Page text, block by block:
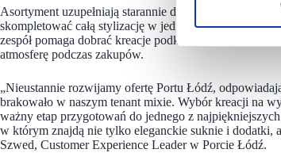
Asortyment uzupełniają starannie dobrane dodatki –
skompletować całą stylizację w jednym miejscu.
zespół pomaga dobrać kreacje podkreślające atuty
atmosferę podczas zakupów.
„Nieustannie rozwijamy ofertę Portu Łódź,
brakowało w naszym tenant mixie. Wybór kreacji na
ważny etap przygotowań do jednego z
w którym znajdą nie tylko eleganckie suknie i
Szwed, Customer Experience Leader w Porcie Łódź.